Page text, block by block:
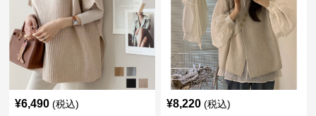
¥6,490 (税込) ¥8,220 (税込)